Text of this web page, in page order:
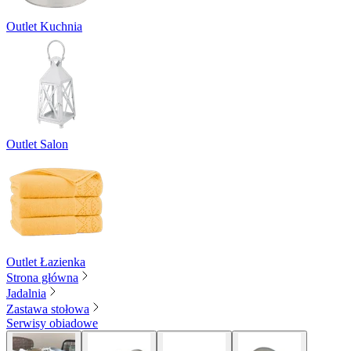
Outlet Kuchnia
Outlet Salon
Outlet Łazienka
Strona główna
Jadalnia
Zastawa stołowa
Serwisy obiadowe